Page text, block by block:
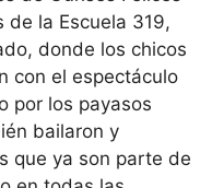
de la Escuela 319,
donde los chicos
con el espectáculo
por los payasos
bailaron y
que ya son parte de